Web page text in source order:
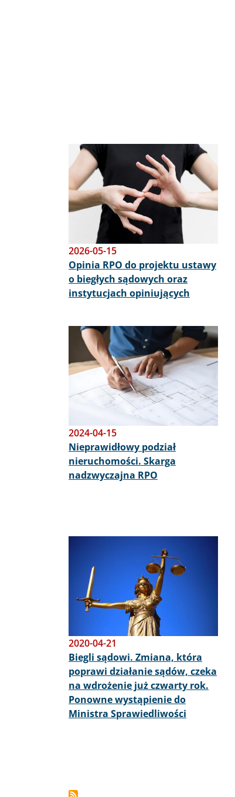
Obraz
2026-05-15
Opinia RPO do projektu ustawy
o biegłych sądowych oraz
instytucjach opiniujących
Obraz
2024-04-15
Nieprawidłowy podział
nieruchomości. Skarga
nadzwyczajna RPO
2020-04-21
Biegli sądowi. Zmiana, która
poprawi działanie sądów, czeka
na wdrożenie już czwarty rok.
Ponowne wystąpienie do
Ministra Sprawiedliwości